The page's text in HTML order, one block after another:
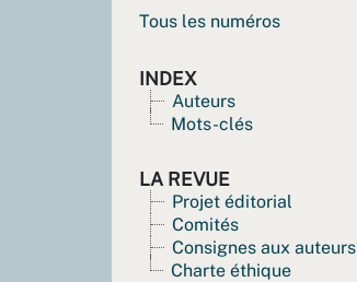
Tous les numéros
INDEX
Auteurs
Mots-clés
LA REVUE
Projet éditorial
Comités
Consignes aux auteurs
Charte éthique